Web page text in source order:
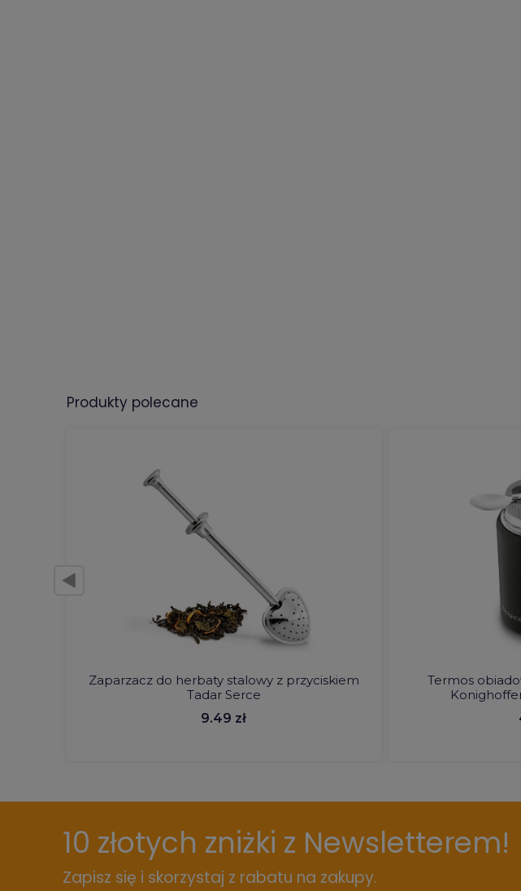
produkty polecane
Zaparzacz do herbaty stalowy z przyciskiem
Tadar Serce
9.49 zł
Termos
10 złotych zniżki z Newsletterem!
Zapisz się i skorzystaj z rabatu na zakupy.